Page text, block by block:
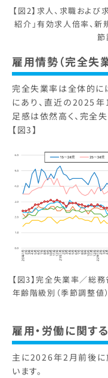
【図2】求人、求職およ
紹介」有効求人倍率、新
節
雇用情勢（完全失
完全失業率は全体的
にあり、直近の2025
足感は依然高く、完全
【図3】
【図3】完全失業率／総
年齢階級別（季節調整
雇用・労働に関す
主に2026年2月前後に
います。